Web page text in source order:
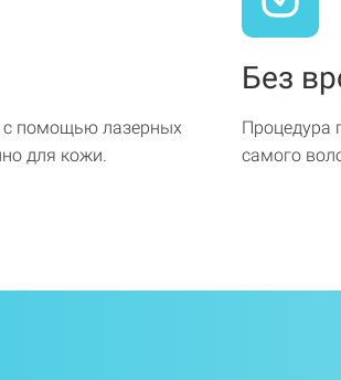
с помощью лазерных
для кожи.
Без
Процедура
самого